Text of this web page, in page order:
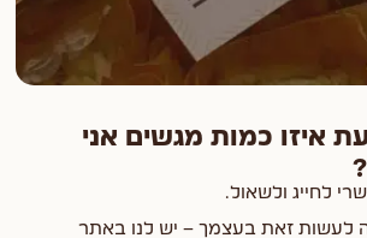
איזו כמות מגשים אני
לחייג ולשאול.
לעשות זאת בעצמך – יש לנו באתר